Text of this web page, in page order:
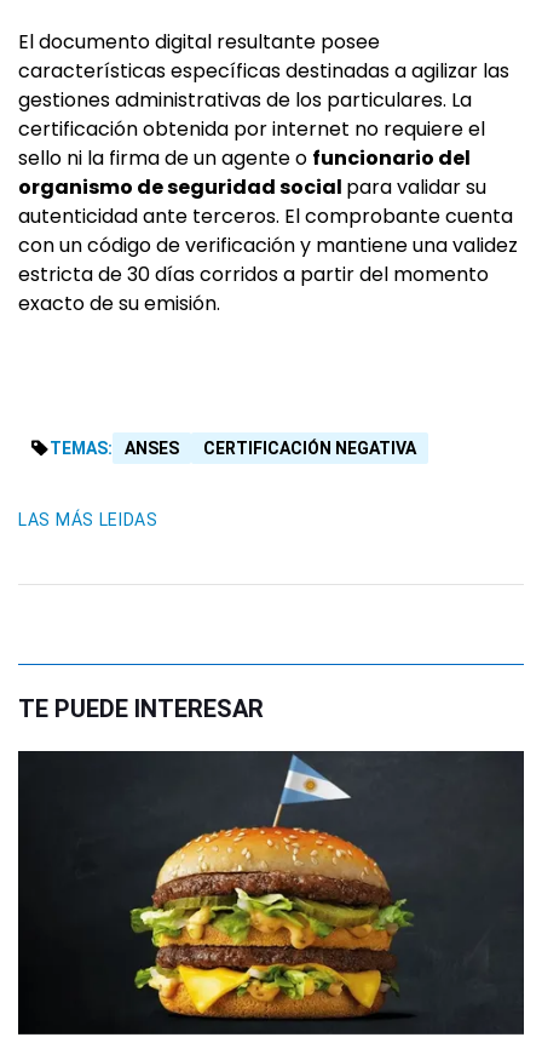
El documento digital resultante posee
características específicas destinadas a agilizar las
gestiones administrativas de los particulares. La
certificación obtenida por internet no requiere el
sello ni la firma de un agente o funcionario del
organismo de seguridad social para validar su
autenticidad ante terceros. El comprobante cuenta
con un código de verificación y mantiene una validez
estricta de 30 días corridos a partir del momento
exacto de su emisión.
TEMAS: ANSES CERTIFICACIÓN NEGATIVA
LAS MÁS LEIDAS
TE PUEDE INTERESAR